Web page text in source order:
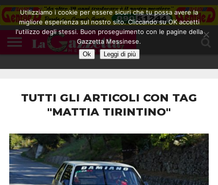
CONTATTI
COOKIE
POLICY
DIVENTA
BLOGGER
HOME
NOTE
LEGALI
TUTTI GLI ARTICOLI CON TAG
"MATTIA TIRINTINO"
Utilizziamo i cookie per essere sicuri che tu possa avere la
migliore esperienza sul nostro sito. Cliccando su OK accetti
l'utilizzo degli stessi. Buon proseguimento con le pagine della
Gazzetta Messinese.
Ok Leggi di più